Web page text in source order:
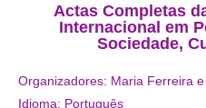
Actas Completas
Internacional em
Sociedade,
Organizadores: Maria Ferreira
Idioma: Português